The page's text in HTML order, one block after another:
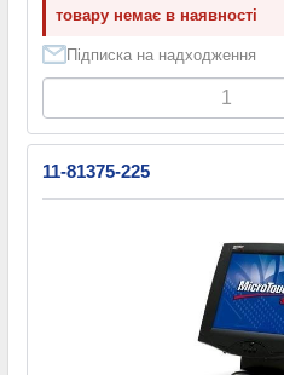
товару немає в наявності
Підписка на надходження
11-81375-225